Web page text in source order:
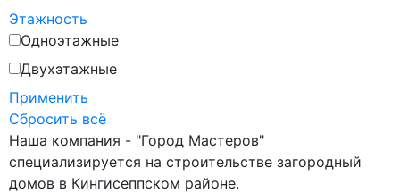
7x9
7x12
8,6x9,6
8x8
8x9
8x10
Этажность
Одноэтажные
Двухэтажные
Применить
Сбросить всё
Наша компания - "Город Мастеров"
специализируется на строительстве загородный
домов в Кингисеппском районе.